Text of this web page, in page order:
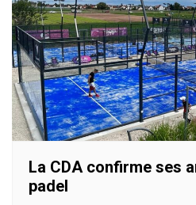
La CDA confirme ses
padel